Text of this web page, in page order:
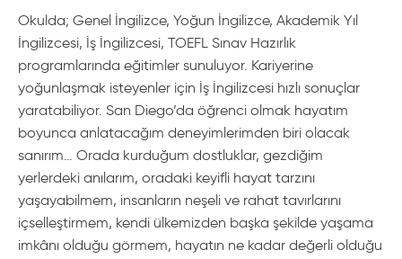
Okulda; Genel İngilizce, Yoğun İngilizce, Akademik Yıl
İngilizcesi, İş İngilizcesi, TOEFL Sınav Hazırlık
programlarında eğitimler sunuluyor. Kariyerine
yoğunlaşmak isteyenler için İş İngilizcesi hızlı sonuçlar
yaratabiliyor. San Diego’da öğrenci olmak hayatım
boyunca anlatacağım deneyimlerimden biri olacak
sanırım… Orada kurduğum dostluklar, gezdiğim
yerlerdeki anılarım, oradaki keyifli hayat tarzını
yaşayabilmem, insanların neşeli ve rahat tavırlarını
içselleştirmem, kendi ülkemizden başka şekilde yaşama
imkânı olduğu görmem, hayatın ne kadar değerli olduğu